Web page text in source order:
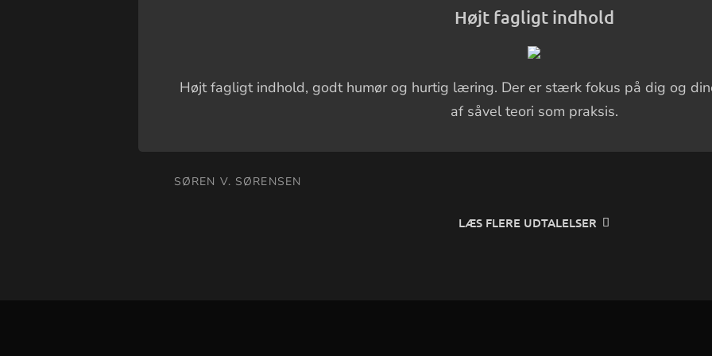
Højt fagligt indhold
Højt fagligt indhold, godt humør og hurtig læring. Der er stærk fokus på dig og
af såvel teori som praksis.
SØREN V. SØRENSEN
LÆS FLERE UDTALELSER